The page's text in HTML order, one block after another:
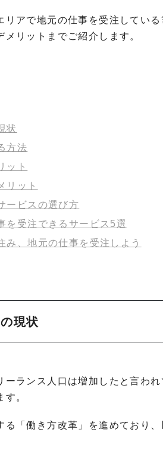
リアで地元の仕事を受注してい
リットまでご紹介します。
状
方法
ット
リット
ービスの選び方
を受注できるサービス5選
み、地元の仕事を受注しよう
現状
ーランス人口は増加したと言わ
。
る「働き方改革」を進めており